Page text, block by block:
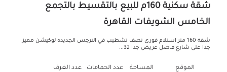
شقة سكنية 160م للبيع بالتقسيط بالتجمع
الخامس الشويفات القاهرة
شقة 160 متر استلام فورى نصف تشطيب في النرجس الجديده لوكيشن مميز
جدا على شارع فاصل عريض جدا 32...
الموقع المساحة عدد الحمامات عدد الغرف